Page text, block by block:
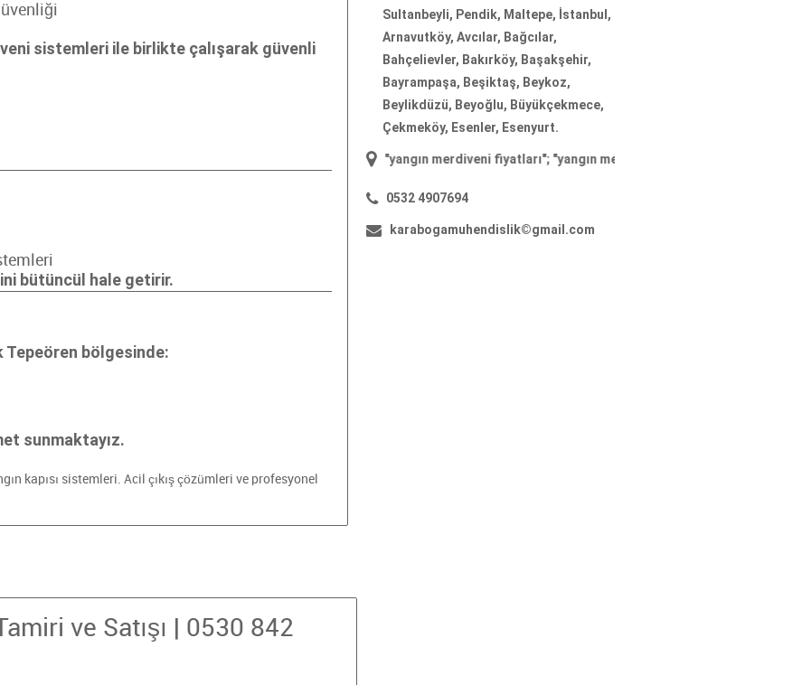
sistemleri ile birlikte çalışarak güvenli
bütüncül hale getirir.
bölgesinde:
sunmaktayız.
kapısı sistemleri. Acil çıkış çözümleri ve profesyonel
ve Satışı | 0530 842
Sultanbeyli, Pendik, Maltepe, İstanbul,
Arnavutköy, Avcılar, Bağcılar,
Bahçelievler, Bakırköy, Başakşehir,
Bayrampaşa, Beşiktaş, Beykoz,
Beylikdüzü, Beyoğlu, Büyükçekmece,
Çekmeköy, Esenler, Esenyurt.
yangın merdiveni fiyatları"; "yangın merdiveni firmaları
0532 4907694
karabogamuhendislik©gmail.com